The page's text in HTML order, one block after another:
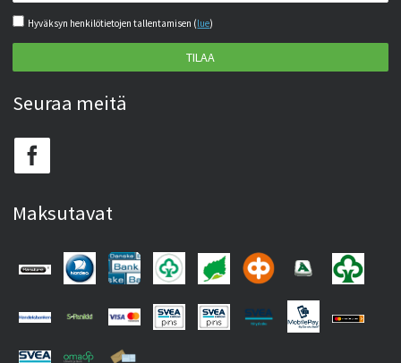
Hyväksyn henkilötietojen tallentamisen (lue)
TILAA
Seuraa meitä
Maksutavat